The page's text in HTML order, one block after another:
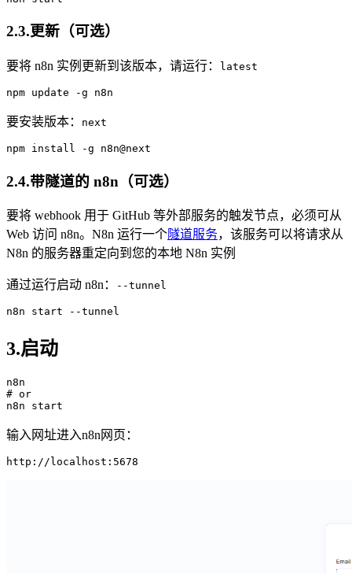
2.3.更新（可选）
要将 n8n 实例更新到该版本，请运行： latest
npm
要安装版本： next
npm
2.4.带隧道的 n8n（可选）
要将 webhook 用于 GitHub 等外部服务的触发节点，必须可从
Web 访问 n8n。N8n 运行一个隧道服务，该服务可以将请求从
N8n 的服务器重定向到您的本地 N8n 实例
通过运行启动 n8n： --tunnel
n8n start --tunnel
3.启动
n8n
# or
输入网址进入n8n网页：
http: //localhost:5678